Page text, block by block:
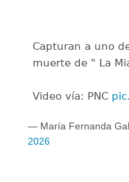
Capturan a uno
muerte de " La
Video vía: PNC
— María Fernanda
2026